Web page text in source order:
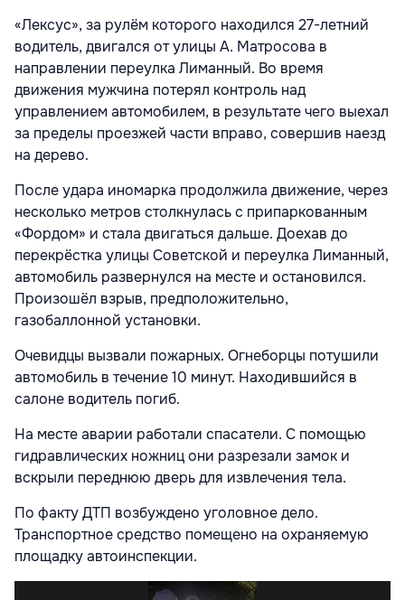
«Лексус», за рулём которого находился 27-летний
водитель, двигался от улицы А. Матросова в
направлении переулка Лиманный. Во время
движения мужчина потерял контроль над
управлением автомобилем, в результате чего выехал
за пределы проезжей части вправо, совершив наезд
на дерево.
После удара иномарка продолжила движение, через
несколько метров столкнулась с припаркованным
«Фордом» и стала двигаться дальше. Доехав до
перекрёстка улицы Советской и переулка Лиманный,
автомобиль развернулся на месте и остановился.
Произошёл взрыв, предположительно,
газобаллонной установки.
Очевидцы вызвали пожарных. Огнеборцы потушили
автомобиль в течение 10 минут. Находившийся в
салоне водитель погиб.
На месте аварии работали спасатели. С помощью
гидравлических ножниц они разрезали замок и
вскрыли переднюю дверь для извлечения тела.
По факту ДТП возбуждено уголовное дело.
Транспортное средство помещено на охраняемую
площадку автоинспекции.